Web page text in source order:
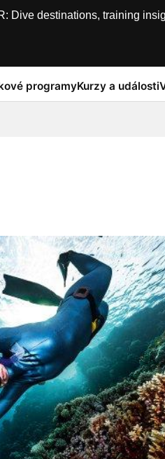
Dive destinations, training
programyKurzy a události